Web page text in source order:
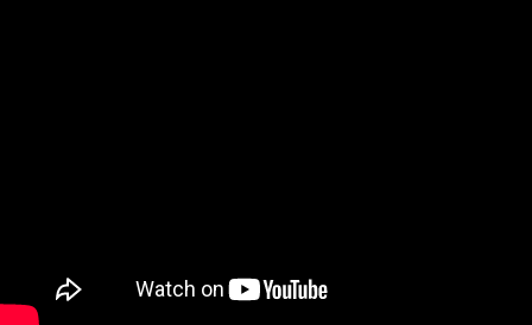
“La Momposina que encanta”, Jorge Aguilar y sus